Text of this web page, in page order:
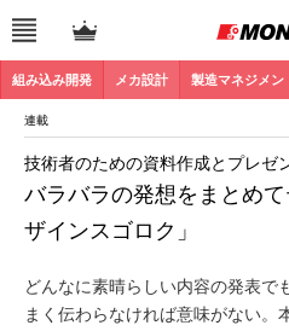
組み込み開発 メカ設計 製造マネジメン
連載
バラバラの発想をまとめ
ザインスゴロク」
技術者のための資料作成とプレゼ
どんなに素晴らしい内容の発表で
まく伝わらなければ意味がない。